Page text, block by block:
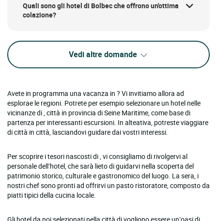
Quali sono gli hotel di Bolbec che offrono un'ottima
colazione?
Vedi altre domande
Avete in programma una vacanza in ? Vi invitiamo allora ad
esplorae le regioni. Potrete per esempio selezionare un hotel nelle
vicinanze di , città in provincia di Seine Maritime, come base di
partenza per interessanti escursioni. In alteativa, potreste viaggiare
di città in città, lasciandovi guidare dai vostri interessi.
Per scoprire i tesori nascosti di , vi consigliamo di rivolgervi al
personale dell’hotel, che sarà lieto di guidarvi nella scoperta del
patrimonio storico, culturale e gastronomico del luogo. La sera, i
nostri chef sono pronti ad offrirvi un pasto ristoratore, composto da
piatti tipici della cucina locale.